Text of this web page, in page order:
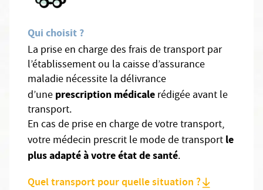
Qui choisit ?
La prise en charge des frais de transport par
l’établissement ou la caisse d’assurance
maladie nécessite la délivrance
d’une prescription médicale rédigée avant le
transport.
En cas de prise en charge de votre transport,
votre médecin prescrit le mode de transport le
plus adapté à votre état de santé.
Quel transport pour quelle situation ?